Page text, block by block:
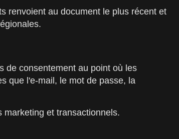
renvoient au document le plus récent et
de consentement au point où les
que l'e-mail, le mot de passe, la
et transactionnels.